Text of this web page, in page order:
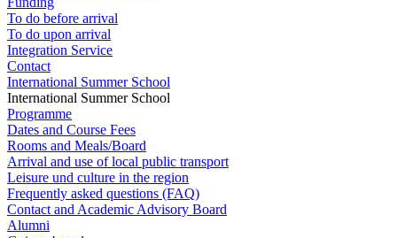
To do before arrival
To do upon arrival
Integration Service
Contact
International Summer School
International Summer School
Programme
Dates and Course Fees
Rooms and Meals/Board
Arrival and use of local public transport
Leisure und culture in the region
Frequently asked questions (FAQ)
Contact and Academic Advisory Board
Alumni